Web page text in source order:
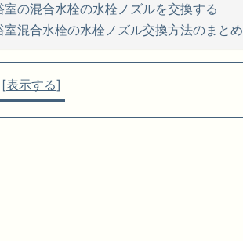
室の混合水栓の水栓ノズルを交換する
室混合水栓の水栓ノズル交換方法のまとめ
[表示する]